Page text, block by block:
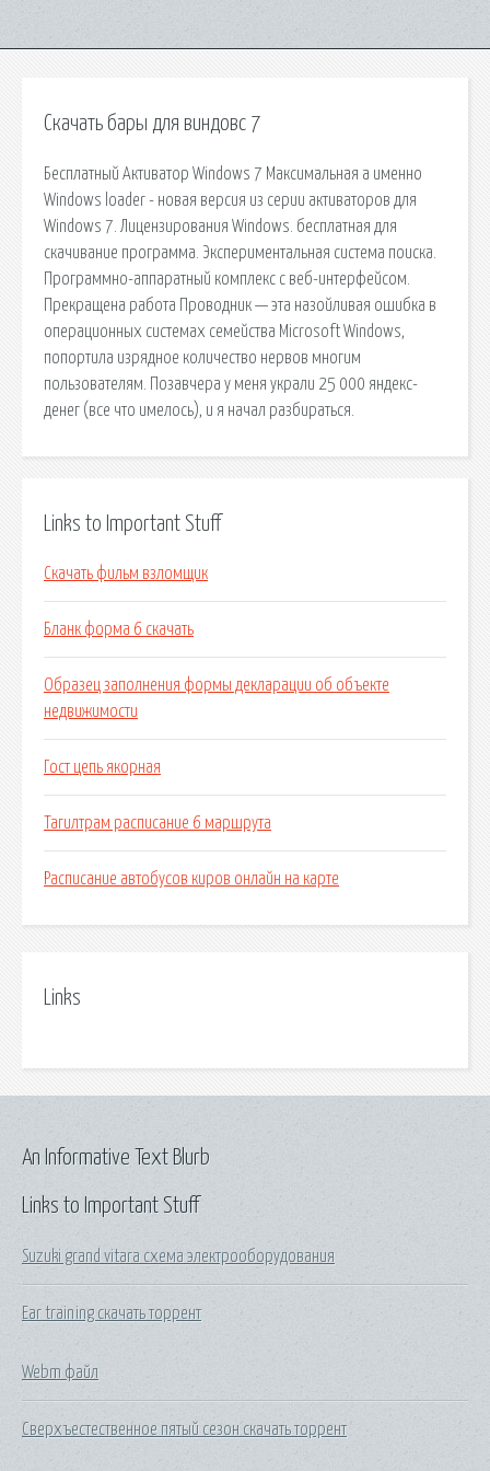
Скачать бары для виндовс 7
Бесплатный Активатор Windows 7 Максимальная а именно
Windows loader - новая версия из серии активаторов для
Windows 7. Лицензирования Windows. бесплатная для
скачивание программа. Экспериментальная система поиска.
Программно-аппаратный комплекс с веб-интерфейсом.
Прекращена работа Проводник — эта назойливая ошибка в
операционных системах семейства Microsoft Windows,
попортила изрядное количество нервов многим
пользователям. Позавчера у меня украли 25 000 яндекс-
денег (все что имелось), и я начал разбираться.
Links to Important Stuff
Скачать фильм взломщик
Бланк форма 6 скачать
Образец заполнения формы декларации об объекте
недвижимости
Гост цепь якорная
Тагилтрам расписание 6 маршрута
Расписание автобусов киров онлайн на карте
Links
Links to Important Stuff
Suzuki grand vitara схема электрооборудования
Ear training скачать торрент
Webm файл
Сверхъестественное пятый сезон скачать торрент
An Informative Text Blurb